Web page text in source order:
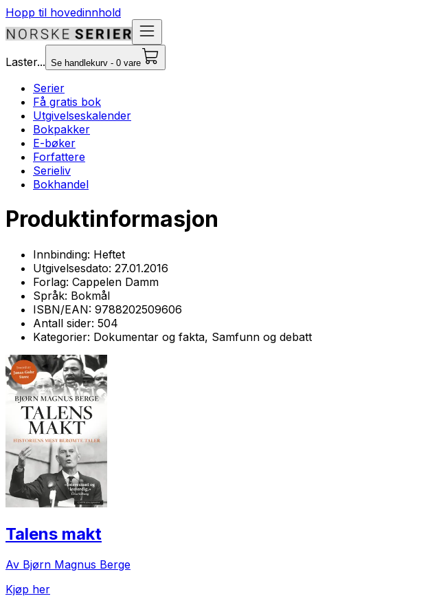
Hopp til hovedinnhold
Laster... Se handlekurv - 0 vare
Serier
Få gratis bok
Utgivelseskalender
Bokpakker
E-bøker
Forfattere
Serieliv
Bokhandel
Produktinformasjon
Innbinding: Heftet
Utgivelsesdato: 27.01.2016
Forlag: Cappelen Damm
Språk: Bokmål
ISBN/EAN: 9788202509606
Antall sider: 504
Kategorier: Dokumentar og fakta, Samfunn og debatt
Talens makt
Av Bjørn Magnus Berge
Kjøp her